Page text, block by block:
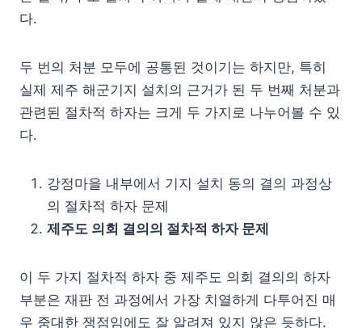
다.
두 번의 처분 모두에 공통된 것이기는 하지만, 특히
실제 제주 해군기지 설치의 근거가 된 두 번째 처분과
관련된 절차적 하자는 크게 두 가지로 나누어볼 수 있
다.
강정마을 내부에서 기지 설치 동의 결의 과정상
의 절차적 하자 문제
제주도 의회 결의의 절차적 하자 문제
이 두 가지 절차적 하자 중 제주도 의회 결의의 하자
부분은 재판 전 과정에서 가장 치열하게 다투어진 매
우 중대한 쟁점임에도 잘 알려져 있지 않은 듯하다.